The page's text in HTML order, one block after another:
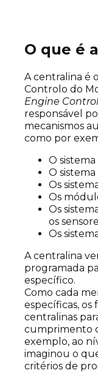
O que é
A centralina é
Controlo do
Engine
responsável
mecanismos
como por
O
O sistema
Os
Os
Os
os
Os
A centralina
programada
específico.
Como cada
específicas, os
centralinas
cumprimento
exemplo, ao
imaginou o
critérios de